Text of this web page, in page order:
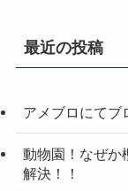
最近の投稿
アメブロにてブ
動物園！なぜか
解決！！